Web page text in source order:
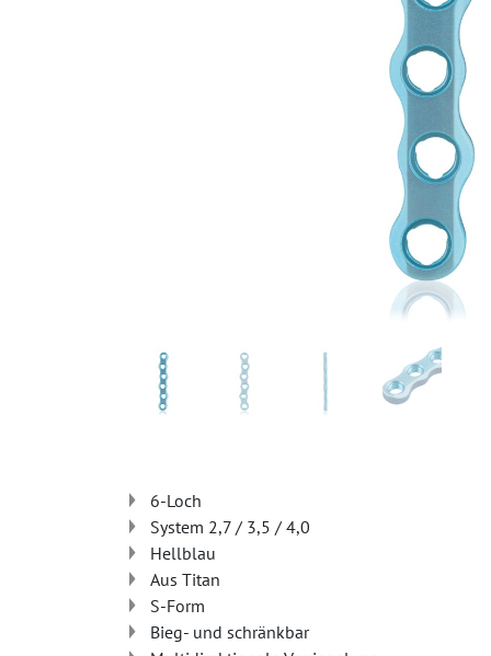
6-Loch
System 2,7 / 3,5 / 4,0
Hellblau
Aus Titan
S-Form
Bieg- und schränkbar